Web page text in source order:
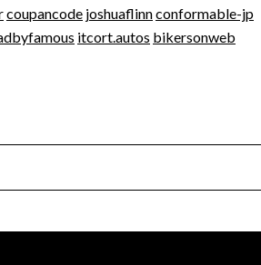
coupancode joshuaflinnconformable-jp
itcort.autos bikersonweb